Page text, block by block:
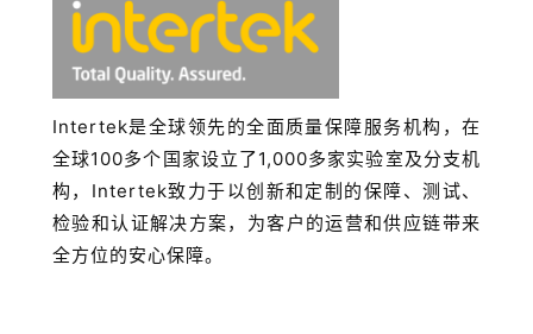
Intertek是全球领先的全面质量保障服务机构，在
全球100多个国家设立了1,000多家实验室及分支机
构，Intertek致力于以创新和定制的保障、测试、
检验和认证解决方案，为客户的运营和供应链带来
全方位的安心保障。